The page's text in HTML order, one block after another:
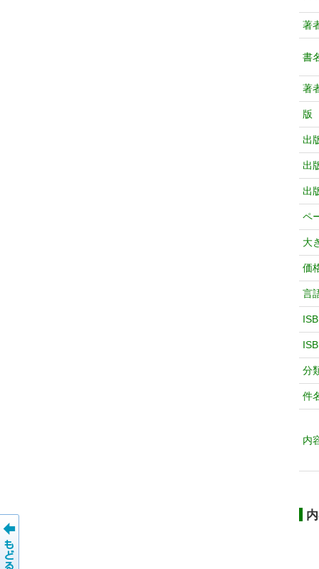
著
書
著
版
出
出
出
ペ
大
価
言
分
件
内